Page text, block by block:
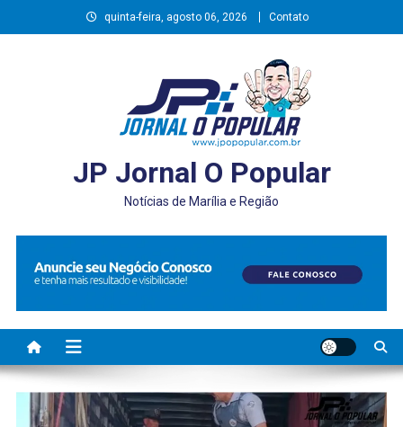
to
quinta-feira, agosto 06, 2026 Contato
JP Jornal O Popular
Notícias de Marília e Região